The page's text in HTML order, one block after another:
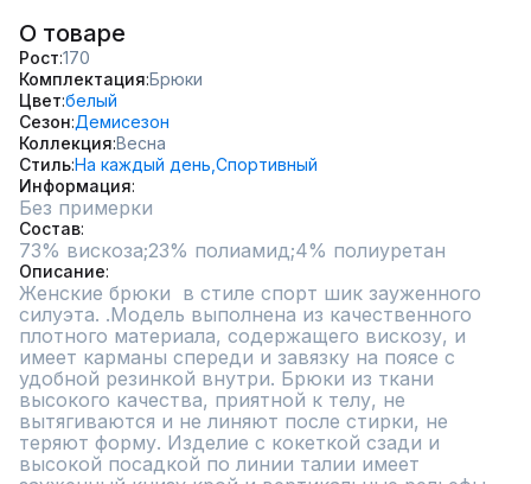
О товаре
Рост 170
Комплектация Брюки
Цвет белый
Сезон Демисезон
Коллекция Весна
СтильНа каждый день, Спортивный
Информация
Без примерки
Состав
73% вискоза;23% полиамид;4% полиуретан
Описание
Женские брюки  в стиле спорт шик зауженного
силуэта. .Модель выполнена из качественного
плотного материала, содержащего вискозу, и
имеет карманы спереди и завязку на поясе с
удобной резинкой внутри. Брюки из ткани
высокого качества, приятной к телу, не
вытягиваются и не линяют после стирки, не
теряют форму. Изделие с кокеткой сзади и
высокой посадкой по линии талии имеет